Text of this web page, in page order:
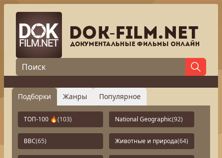
Подборки Жанры Популярное
ТОП-100 🔥(103) National Geographic(92)
BBC(65) Животные и природа(64)